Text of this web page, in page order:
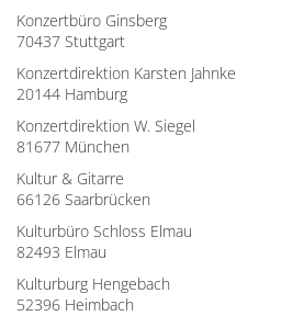
Konzertbüro Ginsberg
70437 Stuttgart
Konzertdirektion Karsten Jahnke
20144 Hamburg
Konzertdirektion W. Siegel
81677 München
Kultur & Gitarre
66126 Saarbrücken
Kulturbüro Schloss Elmau
82493 Elmau
Kulturburg Hengebach
52396 Heimbach